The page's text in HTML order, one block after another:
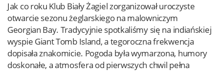
Jak co roku Klub Biały Żagiel zorganizował uroczyste
otwarcie sezonu żeglarskiego na malowniczym
Georgian Bay. Tradycyjnie spotkaliśmy się na indiańskiej
wyspie Giant Tomb Island, a tegoroczna frekwencja
dopisała znakomicie. Pogoda była wymarzona, humory
doskonałe, a atmosfera od pierwszych chwil pełna